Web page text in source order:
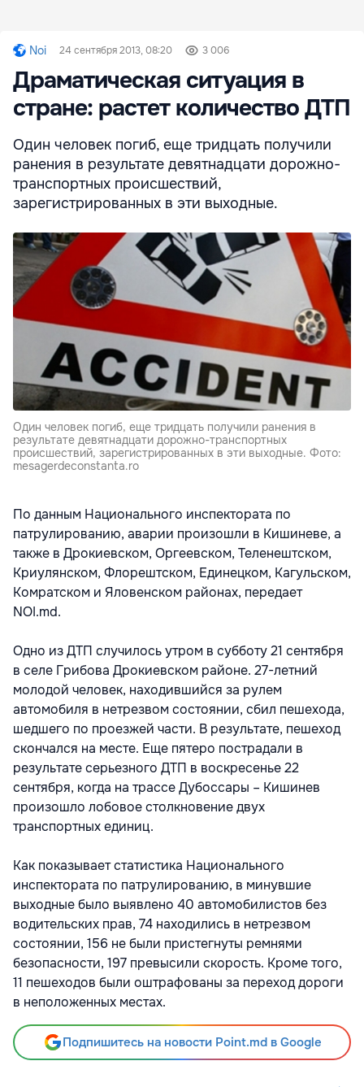
Noi 24 сентября 2013, 08:20 3 006
Драматическая ситуация в
стране: растет количество ДТП
Один человек погиб, еще тридцать получили
ранения в результате девятнадцати дорожно-
транспортных происшествий,
зарегистрированных в эти выходные.
Один человек погиб, еще тридцать получили ранения в
результате девятнадцати дорожно-транспортных
происшествий, зарегистрированных в эти выходные. Фото:
mesagerdeconstanta.ro
По данным Национального инспектората по
патрулированию, аварии произошли в Кишиневе, а
также в Дрокиевском, Оргеевском, Теленештском,
Криулянском, Флорештском, Единецком, Кагульском,
Комратском и Яловенском районах, передает
NOI.md.
Одно из ДТП случилось утром в субботу 21 сентября
в селе Грибова Дрокиевском районе. 27-летний
молодой человек, находившийся за рулем
автомобиля в нетрезвом состоянии, сбил пешехода,
шедшего по проезжей части. В результате, пешеход
скончался на месте. Еще пятеро пострадали в
результате серьезного ДТП в воскресенье 22
сентября, когда на трассе Дубоссары – Кишинев
произошло лобовое столкновение двух
транспортных единиц.
Как показывает статистика Национального
инспектората по патрулированию, в минувшие
выходные было выявлено 40 автомобилистов без
водительских прав, 74 находились в нетрезвом
состоянии, 156 не были пристегнуты ремнями
безопасности, 197 превысили скорость. Кроме того,
11 пешеходов были оштрафованы за переход дороги
в неположенных местах.
Подпишитесь на новости Point.md в Google